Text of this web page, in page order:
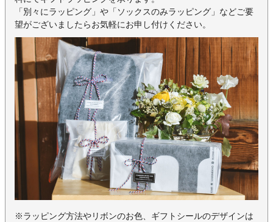
「別々にラッピング」や「ソックスのみラッピング」などご要
望がございましたらお気軽にお申し付けください。
※ラッピング方法やリボンのお色、ギフトシールのデザインは